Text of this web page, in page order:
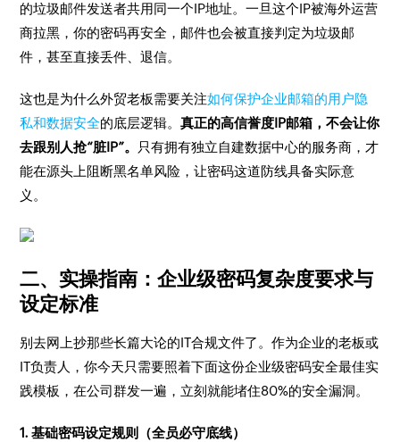
的垃圾邮件发送者共用同一个IP地址。一旦这个IP被海外运营
商拉黑，你的密码再安全，邮件也会被直接判定为垃圾邮
件，甚至直接丢件、退信。
这也是为什么外贸老板需要关注如何保护企业邮箱的用户隐
私和数据安全的底层逻辑。真正的高信誉度IP邮箱，不会让你
去跟别人抢“脏IP”。 只有拥有独立自建数据中心的服务商，才
能在源头上阻断黑名单风险，让密码这道防线具备实际意
义。
二、实操指南：企业级密码复杂度要求与
设定标准
别去网上抄那些长篇大论的IT合规文件了。作为企业的老板或
IT负责人，你今天只需要照着下面这份企业级密码安全最佳实
践模板，在公司群发一遍，立刻就能堵住80%的安全漏洞。
1. 基础密码设定规则（全员必守底线）